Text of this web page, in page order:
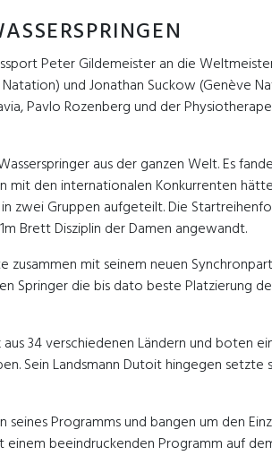
Peter Gildemeister an die
und Jonathan Suckow (Genève
Pavlo Rozenberg und der
aus der ganzen Welt. Es
den internationalen Konkurrenten
zwei Gruppen aufgeteilt. Die
Brett Disziplin der Damen angewandt.
mit seinem neuen
Springer die bis dato beste Platzierung
34 verschiedenen Ländern und boten
Sein Landsmann Dutoit hingegen setzte
Programms und bangen um den
beeindruckenden Programm auf